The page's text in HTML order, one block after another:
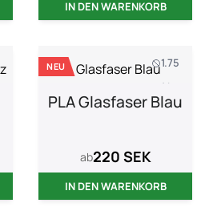
IN DEN WARENKORB
1.75
1 kg
NEU
PLA Glasfaser Blau
ab220 SEK
IN DEN WARENKORB